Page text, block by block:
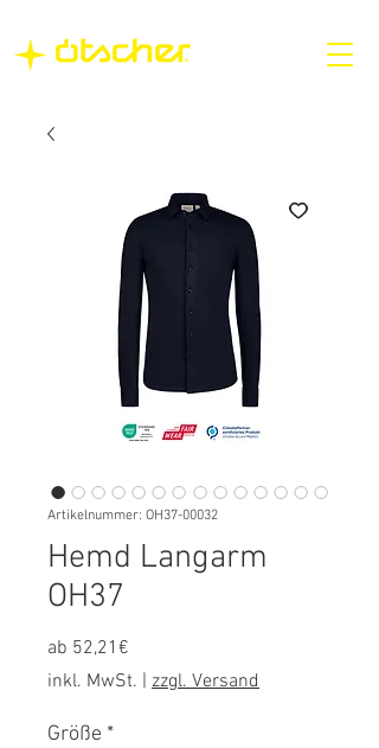
Artikelnummer: OH37-00032
Hemd Langarm
OH37
ab 52,21€
Preis
inkl. MwSt. zzgl. Versand
Größe *